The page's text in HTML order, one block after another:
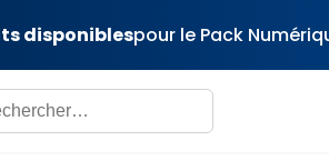
disponiblespour le Pack